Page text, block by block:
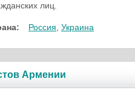
лиц.
Россия Украина
Армении